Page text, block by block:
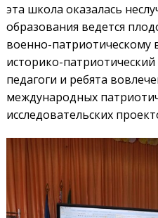
эта школа оказалась
образования ведется
военно-патриотическому
историко-
педагоги и ребята
международных
исследовательских